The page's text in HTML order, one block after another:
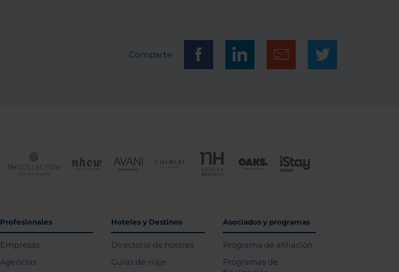
Comparte
Profesionales
Empresas
Agencias
Hoteles y Destinos
Directorio de hoteles
Guías de viaje
Asociados y programas
Programa de afiliación
Programas de